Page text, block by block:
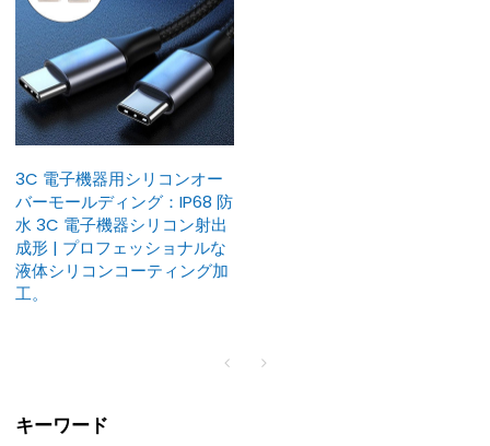
3C 電子機器用シリコンオー
バーモールディング：IP68 防
水 3C 電子機器シリコン射出
成形 | プロフェッショナルな
液体シリコンコーティング加
工。
キーワード